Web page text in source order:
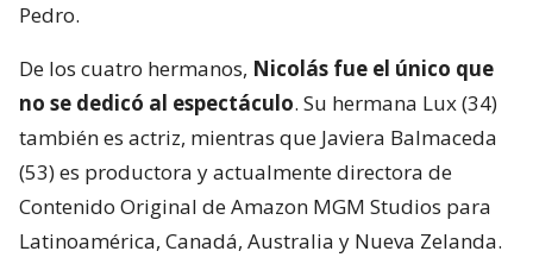
Pedro.
De los cuatro hermanos, Nicolás fue el único que
no se dedicó al espectáculo. Su hermana Lux (34)
también es actriz, mientras que Javiera Balmaceda
(53) es productora y actualmente directora de
Contenido Original de Amazon MGM Studios para
Latinoamérica, Canadá, Australia y Nueva Zelanda.